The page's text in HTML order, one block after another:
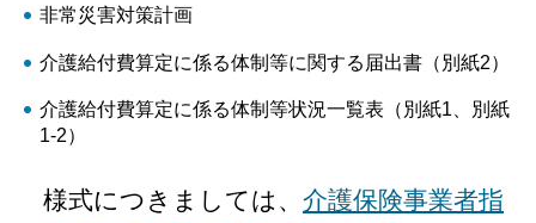
非常災害対策計画
介護給付費算定に係る体制等に関する届出書（別紙2）
介護給付費算定に係る体制等状況一覧表（別紙1、別紙
1-2）
様式につきましては、 介護保険事業者指